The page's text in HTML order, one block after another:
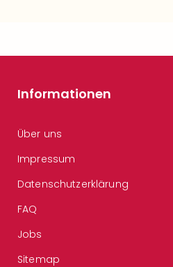
Informationen
Über uns
Impressum
Datenschutzerklärung
FAQ
Jobs
Sitemap